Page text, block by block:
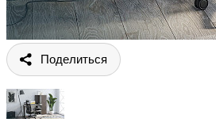
Поделиться